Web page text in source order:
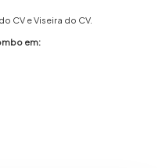
CV e Viseira do CV.
em: